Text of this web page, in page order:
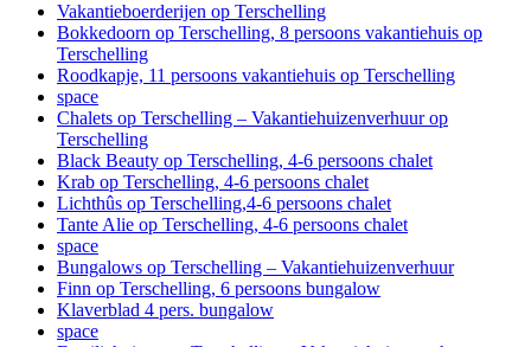
Vakantieboerderijen op Terschelling
Bokkedoorn op Terschelling, 8 persoons vakantiehuis op
Terschelling
Roodkapje, 11 persoons vakantiehuis op Terschelling
space
Chalets op Terschelling – Vakantiehuizenverhuur op
Terschelling
Black Beauty op Terschelling, 4-6 persoons chalet
Krab op Terschelling, 4-6 persoons chalet
Lichthûs op Terschelling,4-6 persoons chalet
Tante Alie op Terschelling, 4-6 persoons chalet
space
Bungalows op Terschelling – Vakantiehuizenverhuur
Finn op Terschelling, 6 persoons bungalow
Klaverblad 4 pers. bungalow
space